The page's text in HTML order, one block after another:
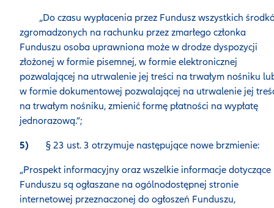
„Do czasu wypłacenia przez Fundusz wszystkich
zgromadzonych na rachunku przez zmarłego członka
Funduszu osoba uprawniona może w drodze dyspozycji
złożonej w formie pisemnej, w formie elektronicznej
pozwalającej na utrwalenie jej treści na trwałym nośniku
w formie dokumentowej pozwalającej na utrwalenie jej
na trwałym nośniku, zmienić formę płatności na wypłatę
jednorazową.”;
5)
§ 23 ust. 3 otrzymuje następujące nowe brzmienie:
„Prospekt informacyjny oraz wszelkie informacje dotyczące
Funduszu są ogłaszane na ogólnodostępnej stronie
internetowej przeznaczonej do ogłoszeń Funduszu,